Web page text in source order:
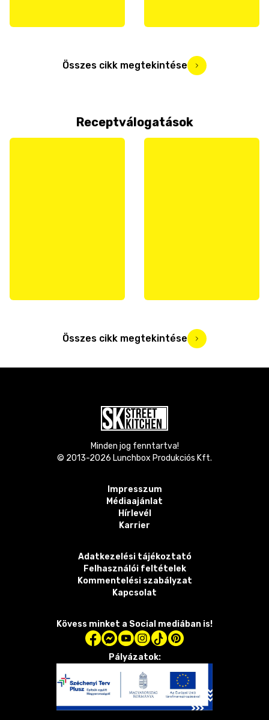
Összes cikk megtekintése
Receptválogatások
Összes cikk megtekintése
Minden jog fenntartva!
© 2013-2026 Lunchbox Produkciós Kft.
Impresszum
Médiaajánlat
Hírlevél
Karrier
Adatkezelési tájékoztató
Felhasználói feltételek
Kommentelési szabályzat
Kapcsolat
Kövess minket a Social mediában is!
Pályázatok: